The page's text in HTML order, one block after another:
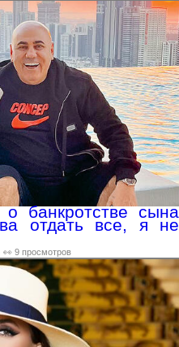
о банкротстве сына
отдать все, я не
👀 9 просмотров